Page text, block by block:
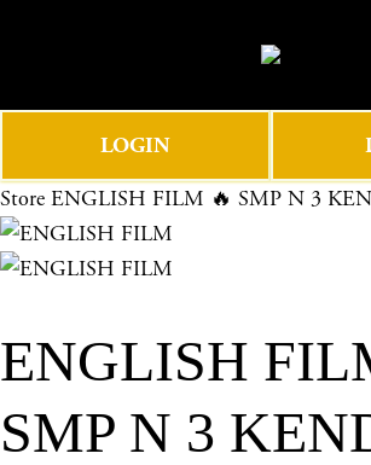
e
e
n
u
LOGIN
Store ENGLISH FILM 🔥 SMP N 3
ENGLISH
SMP N 3